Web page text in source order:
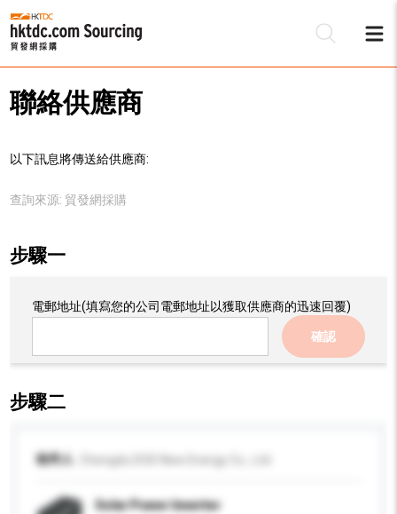
聯絡供應商
以下訊息將傳送給供應商:
查詢來源: 貿發網採購
步驟一
電郵地址(填寫您的公司電郵地址以獲取供應商的迅速回覆)
確認
步驟二
收件人
Solar Power Inverter